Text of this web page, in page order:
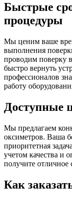
Быстрые
процедуры
Мы ценим ваше
выполнения
проводим поверку
быстро вернуть
профессионалов
работу
Доступные
Мы предлагаем
оксиметров. Ваша
приоритетная
учетом качества и
получите отличное
Как